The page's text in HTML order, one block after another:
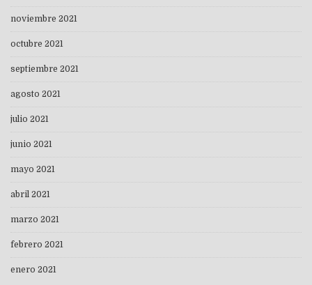
noviembre 2021
octubre 2021
septiembre 2021
agosto 2021
julio 2021
junio 2021
mayo 2021
abril 2021
marzo 2021
febrero 2021
enero 2021